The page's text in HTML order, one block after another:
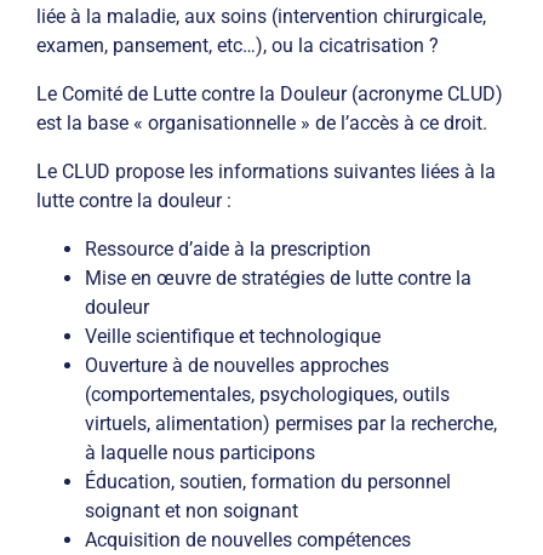
liée à la maladie, aux soins (intervention chirurgicale,
examen, pansement, etc…), ou la cicatrisation ?
Le Comité de Lutte contre la Douleur (acronyme CLUD)
est la base « organisationnelle » de l’accès à ce droit.
Le CLUD propose les informations suivantes liées à la
lutte contre la douleur :
Ressource d’aide à la prescription
Mise en œuvre de stratégies de lutte contre la
douleur
Veille scientifique et technologique
Ouverture à de nouvelles approches
(comportementales, psychologiques, outils
virtuels, alimentation) permises par la recherche,
à laquelle nous participons
Éducation, soutien, formation du personnel
soignant et non soignant
Acquisition de nouvelles compétences